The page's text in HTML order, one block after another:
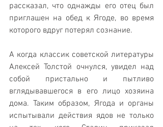
рассказал, что однажды его отец был
приглашен на обед к Ягоде, во время
которого вдруг потерял сознание.
А когда классик советской литературы
Алексей Толстой очнулся, увидел над
собой пристально и пытливо
вглядывавшегося в его лицо хозяина
дома. Таким образом, Ягода и органы
испытывали действия ядов не только